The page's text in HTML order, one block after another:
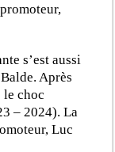
s’est aussi
Après
le choc
– 2024). La
Luc